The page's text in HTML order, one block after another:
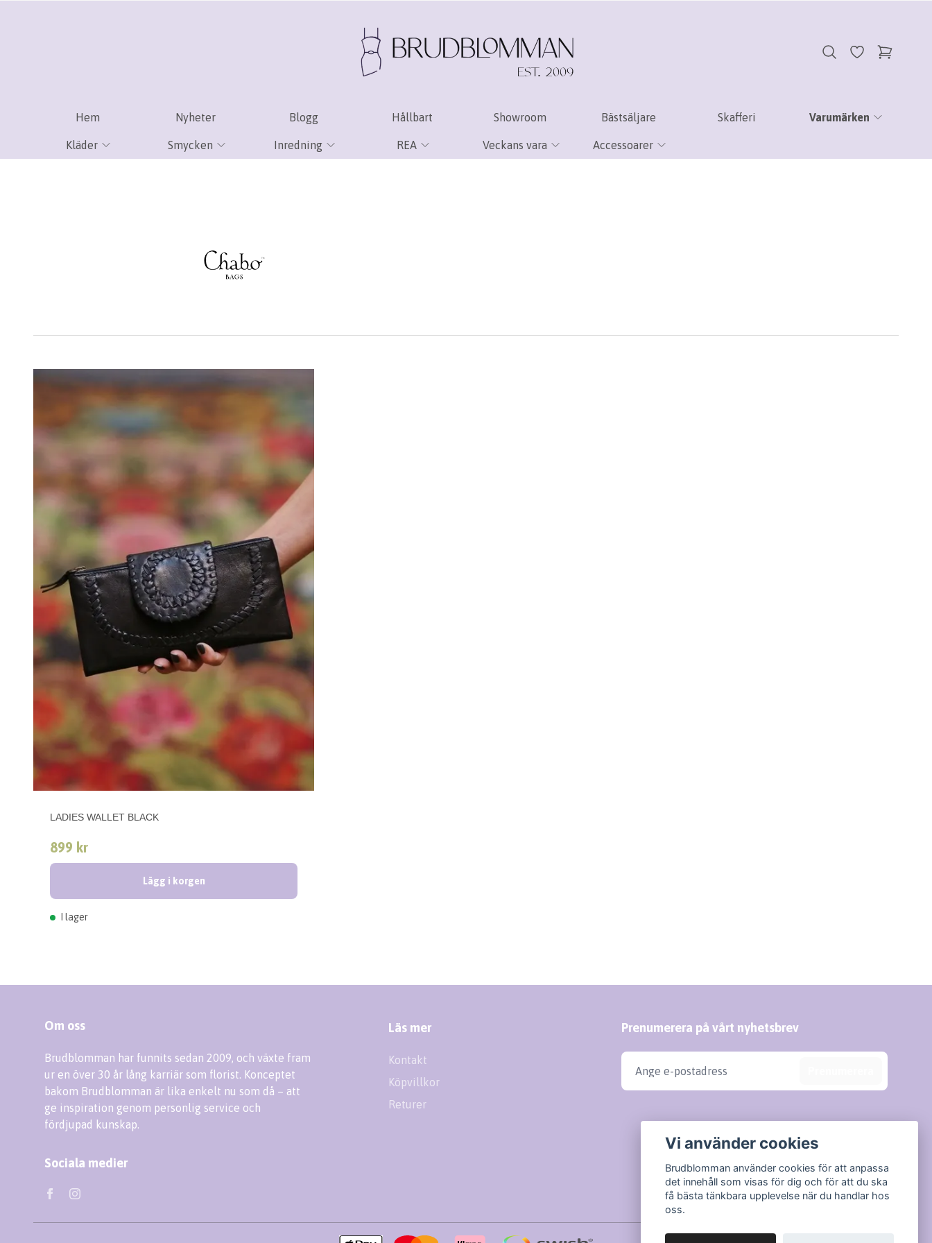
Hem Nyheter Blogg Hållbart Showroom Bästsäljare Skafferi Varumärken
Kläder Smycken Inredning REA Veckans vara Accessoarer
LADIES WALLET BLACK
899 kr
Lägg i korgen
I lager
Om oss
Brudblomman har funnits sedan 2009, och växte fram
ur en över 30 år lång karriär som florist. Konceptet
bakom Brudblomman är lika enkelt nu som då – att
ge inspiration genom personlig service och
fördjupad kunskap.
Sociala medier
Läs mer
Kontakt
Köpvillkor
Returer
Prenumerera på vårt nyhetsbrev
Vi använder cookies
Brudblomman använder cookies för att anpassa
det innehåll som visas för dig och för att du ska
få bästa tänkbara upplevelse när du handlar hos
oss.